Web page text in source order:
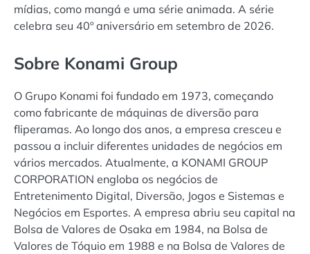
mídias, como mangá e uma série animada. A série
celebra seu 40º aniversário em setembro de 2026.
Sobre Konami Group
O Grupo Konami foi fundado em 1973, começando
como fabricante de máquinas de diversão para
fliperamas. Ao longo dos anos, a empresa cresceu e
passou a incluir diferentes unidades de negócios em
vários mercados. Atualmente, a KONAMI GROUP
CORPORATION engloba os negócios de
Entretenimento Digital, Diversão, Jogos e Sistemas e
Negócios em Esportes. A empresa abriu seu capital na
Bolsa de Valores de Osaka em 1984, na Bolsa de
Valores de Tóquio em 1988 e na Bolsa de Valores de